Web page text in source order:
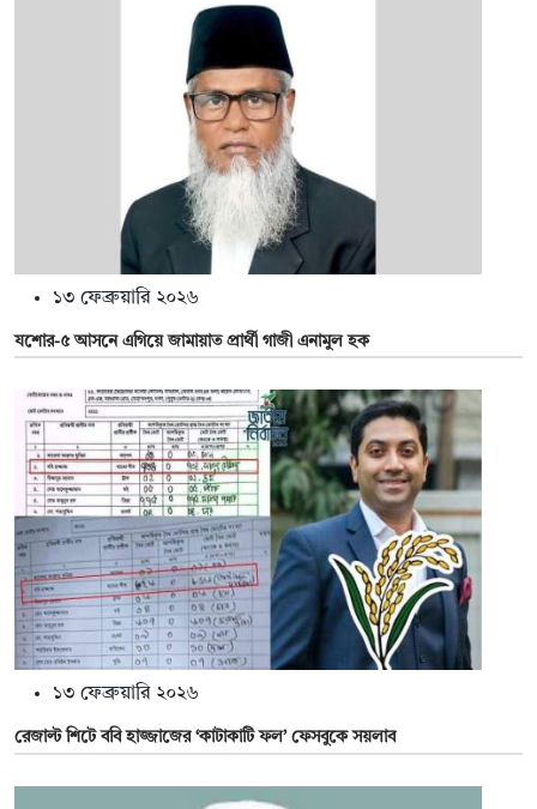
১৩ ফেব্রুয়ারি ২০২৬
যশোর-৫ আসনে এগিয়ে জামায়াত প্রার্থী গাজী এনামুল হক
১৩ ফেব্রুয়ারি ২০২৬
রেজাল্ট শিটে ববি হাজ্জাজের ‘কাটাকাটি ফল’ ফেসবুকে সয়লাব